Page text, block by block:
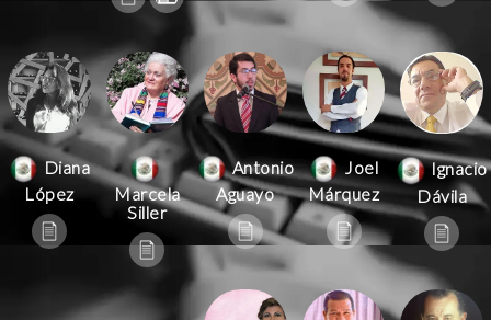
Diana
López
Marcela
Siller
Antonio
Aguayo
Joel
Márquez
Ignacio
Dávila